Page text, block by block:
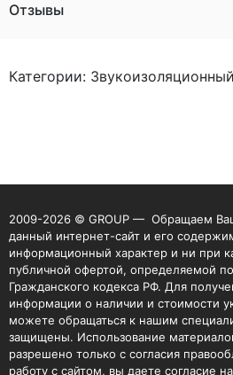
Отзывы
Категории:
2009-2026 © GROUP — Обращаем
данный интернет-сайт и его
информационный характер и ни при
публичной офертой, определяемой
Гражданского кодекса РФ. Для
информации о наличии и стоимости
можете обращаться к нашим
защищены. Использование
разрешено только с согласия
работу с сайтом, вы даете согласие